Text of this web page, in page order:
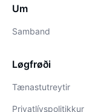
Um
Samband
Løgfrøði
Tænastutreytir
Privatlívspolitikkur